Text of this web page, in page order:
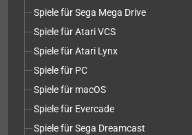
Spiele für Sega Mega Drive
Spiele für Atari VCS
Spiele für Atari Lynx
Spiele für PC
Spiele für macOS
Spiele für Evercade
Spiele für Sega Dreamcast